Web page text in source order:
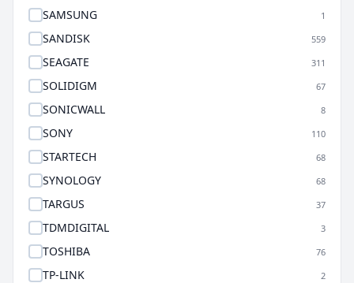
SAMSUNG 1
SANDISK 559
SEAGATE 311
SOLIDIGM 67
SONICWALL 8
SONY 110
STARTECH 68
SYNOLOGY 68
TARGUS 37
TDMDIGITAL 3
TOSHIBA 76
TP-LINK 2